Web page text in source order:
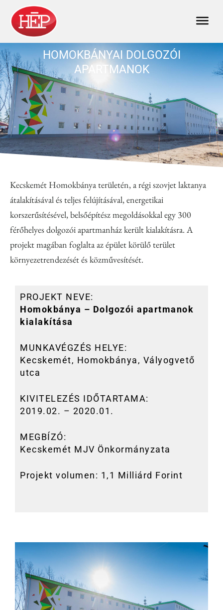
HOMOKBÁNYAI DOLGOZÓI
APARTMANOK
Kecskemét Homokbánya területén, a régi szovjet laktanya
átalakításával és teljes felújításával, energetikai
korszerűsítésével, belsőépítész megoldásokkal egy 300
férőhelyes dolgozói apartmanház került kialakításra. A
projekt magában foglalta az épület körülő terület
környezetrendezését és közművesítését.
PROJEKT NEVE:
Homokbánya – Dolgozói apartmanok
kialakítása
MUNKAVÉGZÉS HELYE:
Kecskemét, Homokbánya, Vályogvető
utca
KIVITELEZÉS IDŐTARTAMA:
2019.02. – 2020.01.
MEGBÍZÓ:
Kecskemét MJV Önkormányzata
Projekt volumen: 1,1 Milliárd Forint